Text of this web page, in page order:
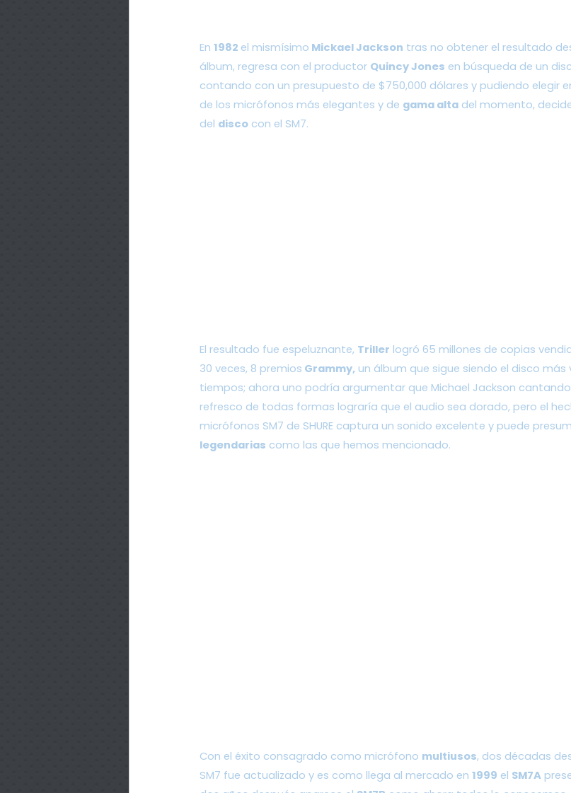
En 1982 el mismísimo Mickael Jackson tras no obtener el resultado
álbum, regresa con el productor Quincy Jones en búsqueda de un
contando con un presupuesto de $750,000 dólares y pudiendo elegir
de los micrófonos más elegantes y de gama alta del momento,
del disco con el SM7.
El resultado fue espeluznante, Triller logró 65 millones de copias
30 veces, 8 premios Grammy, un álbum que sigue siendo el disco
tiempos; ahora uno podría argumentar que Michael Jackson
refresco de todas formas lograría que el audio sea dorado, pero el
micrófonos SM7 de SHURE captura un sonido excelente y puede
legendarias como las que hemos mencionado.
Con el éxito consagrado como micrófono multiusos, dos décadas
SM7 fue actualizado y es como llega al mercado en 1999 el SM7A